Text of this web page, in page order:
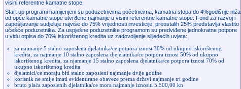
visini referentne kamatne stope.
Start up programi namijenjeni su poduzetnicima početnicima, kamatna stopa do 4%godišnje niža
od opće kamatne stope utvrđene najmanje u visini referentne kamatne stope. Fond za razvoj i
zapošljavanje sudjeluje najviše do 75% vrijednosti investicije, preostalih 25% predstavlja vlastito
učešće poduzetnika. Za uspješne poduzetnike programom su predviđene jednokratne potpore
u vidu otpisa do 70% iskorištenog kredita uz zadovoljenje slijedećih uvjeta:
za najmanje 5 stalno zaposlena djelatnika/ce potpora iznosi 30% od ukupno iskorištenog
kredita, za najmanje 10 stalno zaposlena djejelatnika/ce potpora iznosi 50% od ukupno
iskorištenog kredita, za njamanje 15 stalno zaposlena djelatnika/ce potpora iznosi 70% od
ukupno iskorištenog kredita
djelatnici/ce moraju biti stalno zaposleni najmanje dvije godine
korisnik ne smije imati evidentirane obaveze prema državi najmanje tri godine
bruto plaća zaposlenih djelatnika/ce mora najmanje iznositi 5.500,00 kn